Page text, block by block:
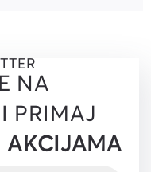
NA
I PRIMAJ
AKCIJAMA